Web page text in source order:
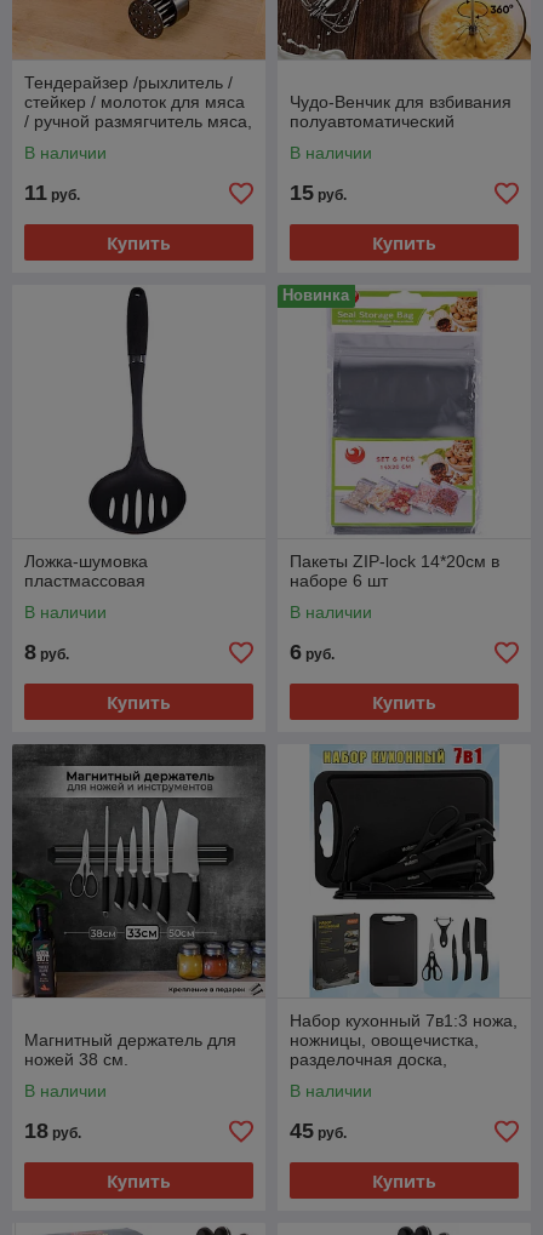
Тендерайзер /рыхлитель /
стейкер / молоток для мяса
/ ручной размягчитель мяса,
В наличии
11 руб.
Купить
Чудо-Венчик для взбивания
полуавтоматический
В наличии
15 руб.
Купить
Ложка-шумовка
пластмассовая
В наличии
8 руб.
Купить
Новинка
Пакеты ZIP-lock 14*20см в
наборе 6 шт
В наличии
6 руб.
Купить
Магнитный держатель для
ножей 38 см.
В наличии
18 руб.
Купить
Набор кухонный 7в1:3 ножа,
ножницы, овощечистка,
разделочная доска,
В наличии
45 руб.
Купить